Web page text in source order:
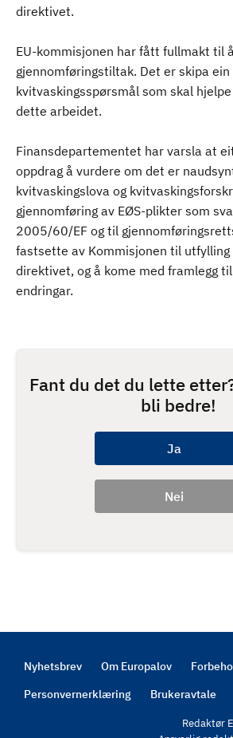
direktivet.
EU-kommisjonen har fått fullmakt til
gjennomføringstiltak. Det er skipa
kvitvaskingsspørsmål som skal
dette arbeidet.
Finansdepartementet har varsla at
oppdrag å vurdere om det er
kvitvaskingslova og
gjennomføring av EØS-plikter som
2005/60/EF og til
fastsette av Kommisjonen til utfylling
direktivet, og å kome med framlegg
endringar.
Fant du det du lette
bli bedre!
Footer
Nyhetsbrev Om Europalov
Personvernerklæring
Brukeravtale
Redaktør